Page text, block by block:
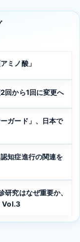
ミノ酸」
回から1回に変更へ
ガード」、日本で
知症進行の関連を
究はなぜ重要か、
Vol.3